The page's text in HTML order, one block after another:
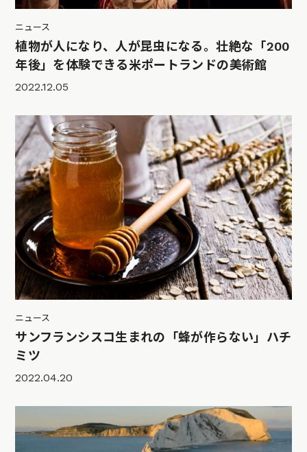
ニュース
植物が人になり、人が昆虫になる。壮絶な「200
年後」を体験できる米ポートランドの美術館
2022.12.05
ニュース
サンフランシスコ生まれの「蜂が作らない」ハチ
ミツ
2022.04.20